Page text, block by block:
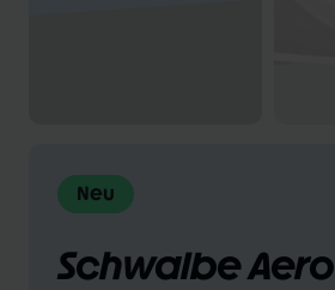
Neu
Schwalbe